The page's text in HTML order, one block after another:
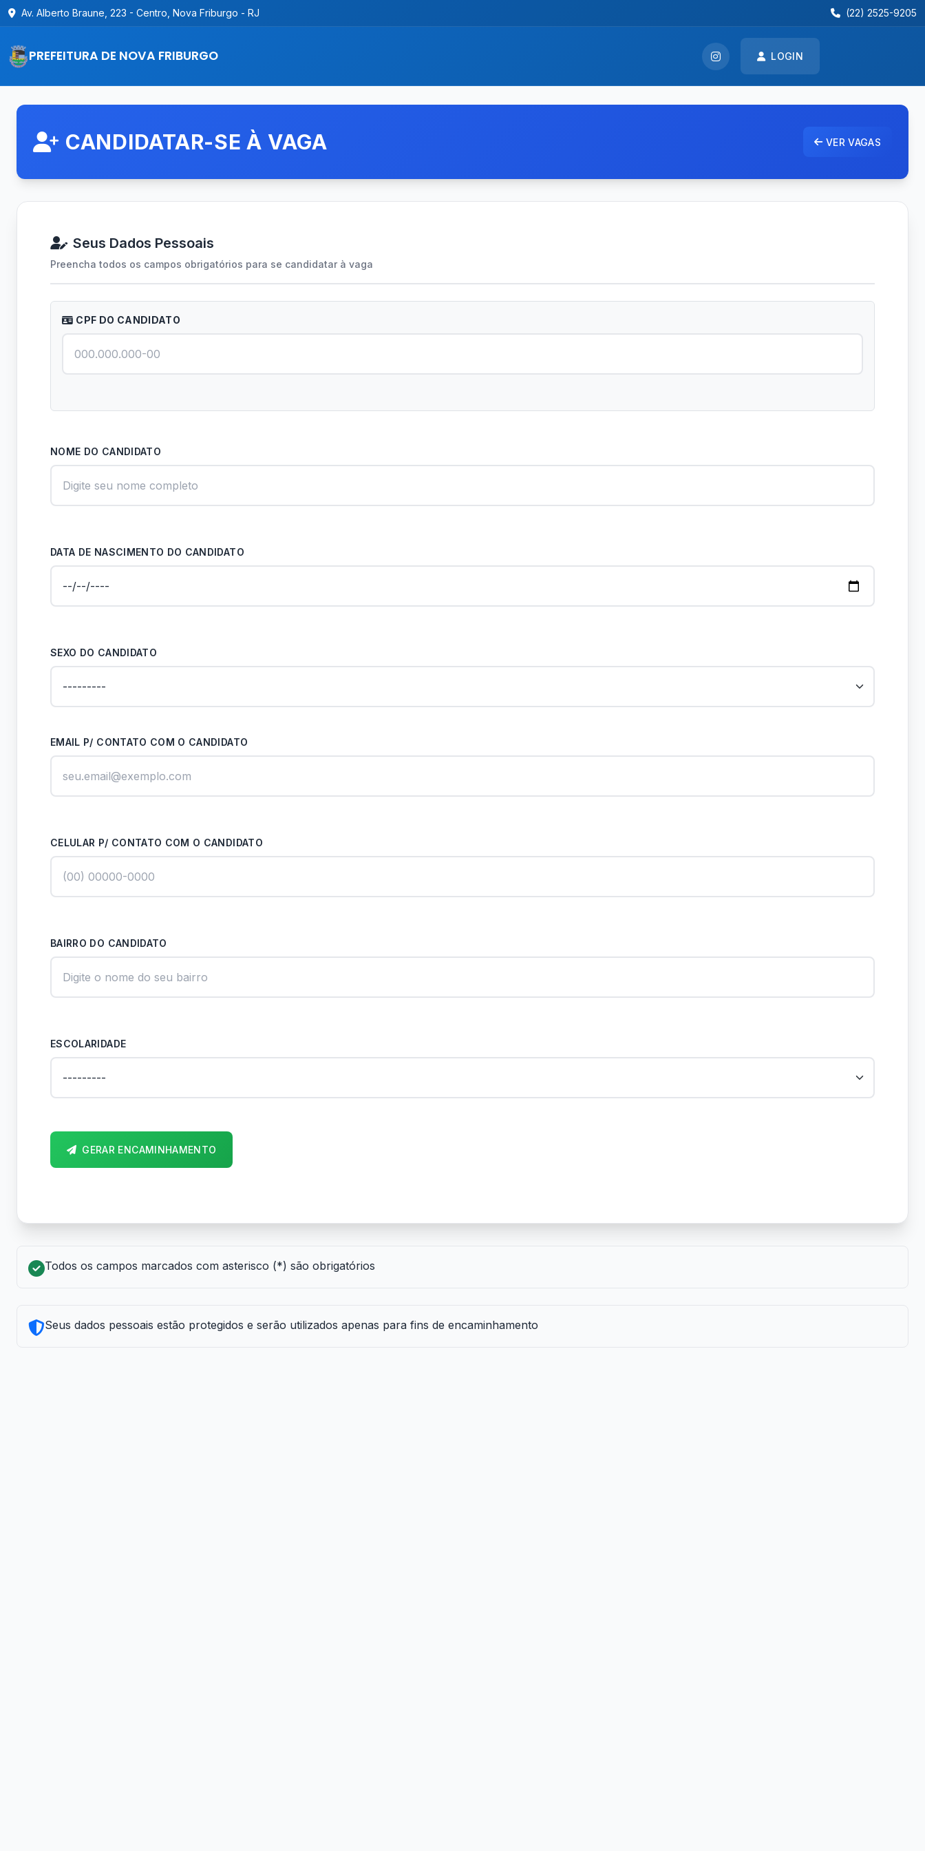
Av. Alberto Braune, 223 - Centro, Nova Friburgo - RJ (22) 2525-9205
PREFEITURA DE NOVA FRIBURGO LOGIN
CANDIDATAR-SE À VAGA VER VAGAS
Seus Dados Pessoais
Preencha todos os campos obrigatórios para se candidatar à vaga
CPF DO CANDIDATO
NOME DO CANDIDATO
DATA DE NASCIMENTO DO CANDIDATO
SEXO DO CANDIDATO
EMAIL P/ CONTATO COM O CANDIDATO
CELULAR P/ CONTATO COM O CANDIDATO
BAIRRO DO CANDIDATO
ESCOLARIDADE
GERAR ENCAMINHAMENTO
Todos os campos marcados com asterisco (*) são obrigatórios
Seus dados pessoais estão protegidos e serão utilizados apenas para fins de encaminhamento